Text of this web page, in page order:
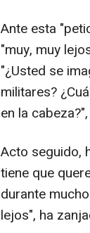
Ante esta
"muy, muy
"¿Usted se
militares?
en la
Acto seguido,
tiene que
durante
lejos", ha